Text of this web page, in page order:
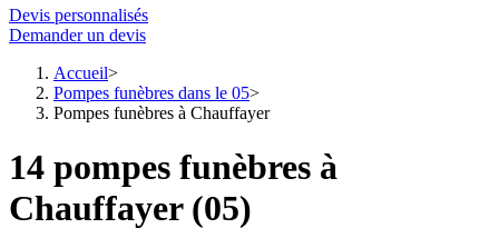
Devis personnalisés
Demander un devis
Accueil
Pompes funèbres dans le 05
Pompes funèbres à Chauffayer
14 pompes funèbres à
Chauffayer (05)